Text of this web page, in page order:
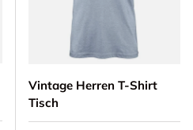
Vintage Herren T-Shirt
Tisch